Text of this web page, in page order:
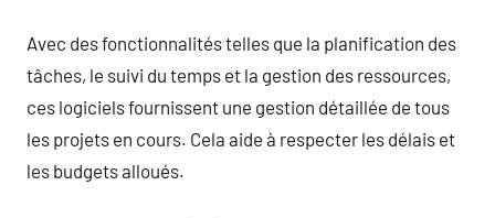
Avec des fonctionnalités telles que la planification des
tâches, le suivi du temps et la gestion des ressources,
ces logiciels fournissent une gestion détaillée de tous
les projets en cours. Cela aide à respecter les délais et
les budgets alloués.